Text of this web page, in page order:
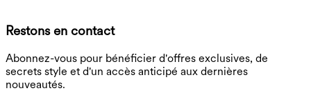
Restons en contact
Abonnez-vous pour bénéficier d'offres exclusives, de
secrets style et d'un accès anticipé aux dernières
nouveautés.